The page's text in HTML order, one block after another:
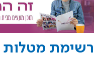
רשימת מטלות